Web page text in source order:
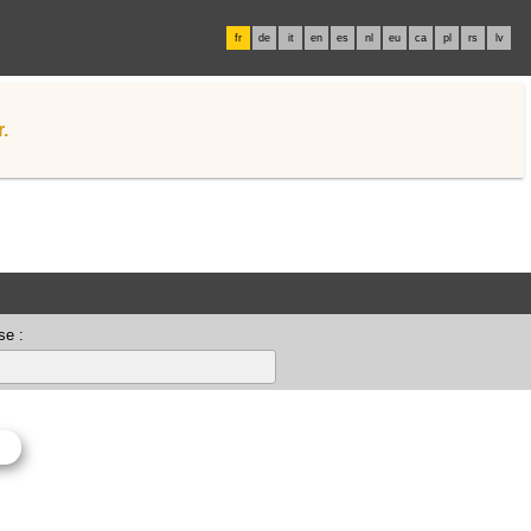
fr de it en es nl eu ca pl rs lv
: